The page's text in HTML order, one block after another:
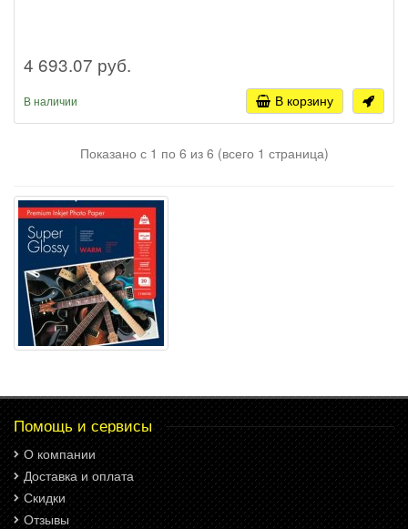
4 693.07 руб.
В наличии В корзину
Показано с 1 по 6 из 6 (всего 1 страница)
Помощь и сервисы
О компании
Доставка и оплата
Скидки
Отзывы